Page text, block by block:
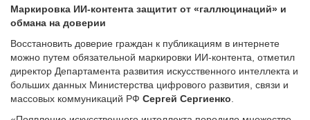
Маркировка ИИ-контента защитит от «галлюцинаций» и
обмана на доверии
Восстановить доверие граждан к публикациям в интернете
можно путем обязательной маркировки ИИ-контента, отметил
директор Департамента развития искусственного интеллекта и
больших данных Министерства цифрового развития, связи и
массовых коммуникаций РФ Сергей Сергиенко